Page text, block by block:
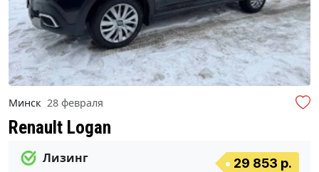
Минск 28 февраля
Renault Logan
Лизинг
29 853 р.